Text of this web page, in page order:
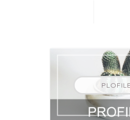
PLOFILE